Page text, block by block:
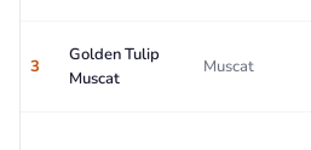
3
Golden Tulip
Muscat
Muscat